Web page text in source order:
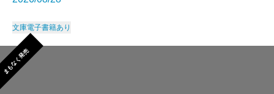
文庫電子書籍あり
まもなく発売